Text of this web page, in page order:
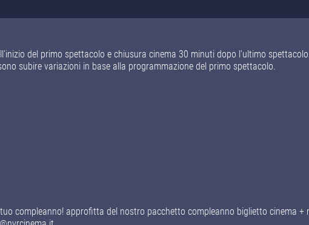
del primo spettacolo e chiusura cinema 30 minuti dopo l'ultimo
subire variazioni in base alla programmazione del primo spettacolo.
compleanno! approfitta del nostro pacchetto compleanno biglietto cinema